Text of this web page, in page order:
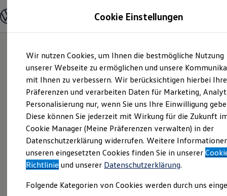
Hauptinhalt
springen
Footer
springen
Modelle und Konfigurator
Modelle vergleichen
Elektroautos
ENERGY Sondermodelle
Nutzfahrzeuge
SUV und CUV
Familienautos
Kombis
Kompaktwagen
Sportwagen
Schnell verfügbare Fahrzeuge
Angebote und Produkte
Aktuelle Angebote
E-Auto-Förderung
Volkswagen Marktplatz
Junge Gebrauchtwagen und Gebrauchtwagen
Cookie Einstellungen
Wir nutzen Cookies, um Ihnen die bestmögliche Nutzung
unserer Webseite zu ermöglichen und unsere
mit Ihnen zu verbessern. Wir berücksichtigen hierbei Ihre
Präferenzen und verarbeiten Daten für Marketing,
Personalisierung nur, wenn Sie uns Ihre Einwilligung
Diese können Sie jederzeit mit Wirkung für die Zukunft
Cookie Manager (Meine Präferenzen verwalten) in der
Datenschutzerklärung widerrufen. Weitere
unseren eingesetzten Cookies finden Sie in unserer
Richtlinie und unserer Datenschutzerklärung.
Folgende Kategorien von Cookies werden durch uns